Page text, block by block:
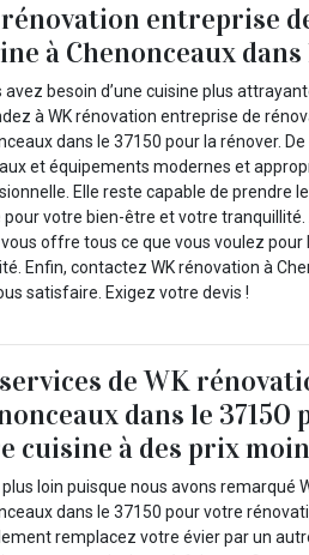
entreprise
à Chenonceaux dans
avez besoin d’une cuisine plus
à WK rénovation entreprise de
dans le 37150 pour la rénover.
et équipements modernes et
Elle reste capable de prendre
pour votre bien-être et votre
vous offre tous ce que vous voulez pour
Enfin, contactez WK rénovation à
satisfaire. Exigez votre devis !
de WK
dans le
cuisine à des prix
plus loin puisque nous avons remarqué
dans le 37150 pour votre
remplacez votre évier par un